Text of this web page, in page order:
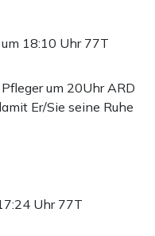
18:10 Uhr 77T
um 20Uhr ARD
Er/Sie seine Ruhe
Uhr 77T